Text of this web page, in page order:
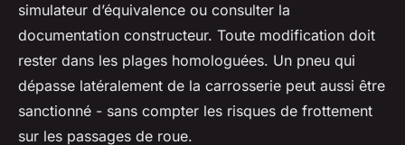
simulateur d’équivalence ou consulter la
documentation constructeur. Toute modification doit
rester dans les plages homologuées. Un pneu qui
dépasse latéralement de la carrosserie peut aussi être
sanctionné - sans compter les risques de frottement
sur les passages de roue.